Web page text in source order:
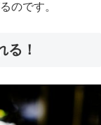
のです。
る！